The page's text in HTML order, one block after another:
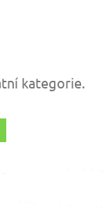
kategorie.